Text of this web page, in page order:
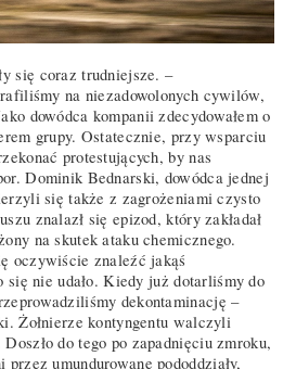
się coraz trudniejsze. –
na niezadowolonych cywilów,
dowódca kompanii zdecydowałem o
grupy. Ostatecznie, przy wsparciu
protestujących, by nas
Dominik Bednarski, dowódca jednej
się także z zagrożeniami czysto
znalazł się epizod, który zakładał
na skutek ataku chemicznego.
oczywiście znaleźć jakąś
nie udało. Kiedy już dotarliśmy do
dekontaminację –
Żołnierze kontyngentu walczyli
do tego po zapadnięciu zmroku,
umundurowane pododdziały,